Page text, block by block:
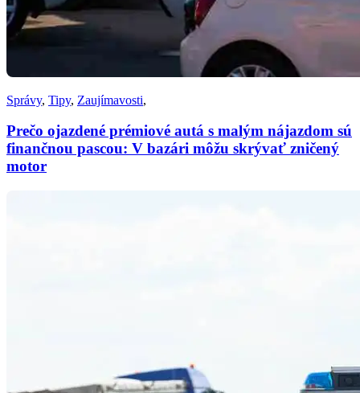
Správy, Tipy, Zaujímavosti,
Prečo ojazdené prémiové autá s malým nájazdom sú
finančnou pascou: V bazári môžu skrývať zničený
motor